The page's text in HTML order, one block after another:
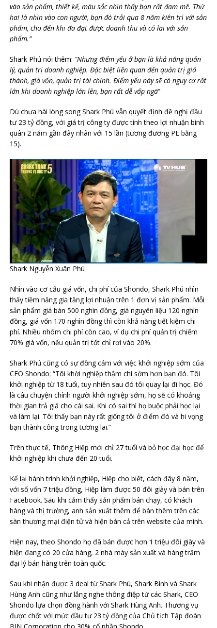
vào sản phẩm, thiết kế, màu sắc nhìn thấy bạn rất đam mê. Thứ
hai là nhìn vào con người, bạn đó trải qua 8 năm kiên trì với sản
phẩm, cho đến khi đã đạt được doanh thu và có lãi với sản
phẩm.”
Shark Phú nói thêm: “Nhưng điểm yếu ở bạn là khả năng quản
lý, quản trị doanh nghiệp. Đặc biệt liên quan đến quản trị giá
thành, giá vốn, quản trị tài chính. Điểm yếu này sẽ có nguy cơ rất
lớn khi doanh nghiệp lớn lên, bạn rất dễ vấp ngã“
Dù chưa hài lòng song Shark Phú vẫn quyết định đề nghị đầu
tư 23 tỷ đồng, với giá trị công ty được tính theo lợi nhuận bình
quân 2 năm gần đây nhân với 15 lần (tương đương PE bằng
15).
Shark Nguyễn Xuân Phú
Nhìn vào cơ cấu giá vốn, chi phí của Shondo, Shark Phú nhìn
thấy tiềm năng gia tăng lợi nhuận trên 1 đơn vị sản phẩm. Mỗi
sản phẩm giá bán 500 nghìn đồng, giá nguyên liệu 120 nghìn
đồng, giá vốn 170 nghìn đồng thì còn khả năng tiết kiệm chi
phí. Nhiều nhóm chi phí còn cao, ví dụ chi phí quản trị chiếm
70% giá vốn, nếu quản trị tốt chỉ rơi vào 20%.
Shark Phú cũng có sự đồng cảm với việc khởi nghiệp sớm của
CEO Shondo: “Tôi khời nghiệp thậm chí sớm hơn bạn đó. Tôi
khởi nghiệp từ 18 tuổi, tuy nhiên sau đó tôi quay lại đi học. Đó
là câu chuyện chính người khởi nghiệp sớm, họ sẽ có khoảng
thời gian trả giá cho cái sai. Khi có sai thì họ buộc phải học lại
và làm lại. Tôi thấy bạn này rất giống tôi ở điểm đó và hi vọng
bạn thành công trong tương lai.”
Trên thực tế, Thông Hiệp mới chỉ 27 tuổi và bỏ học đại học để
khởi nghiệp khi chưa đến 20 tuổi.
Kể lại hành trình khởi nghiệp, Hiệp cho biết, cách đây 8 năm,
với số vốn 7 triệu đồng, Hiệp làm được 50 đôi giày và bán trên
Facebook. Sau khi cảm thấy sản phẩm bán chạy, có khách
hàng và thị trường, anh sản xuất thêm để bán thêm trên các
sàn thương mại điện tử và hiện bán cả trên website của mình.
Hiện nay, theo Shondo họ đã bán được hơn 1 triệu đôi giày và
hiện đang có 20 cửa hàng, 2 nhà máy sản xuất và hàng trăm
đại lý bán hàng trên toàn quốc.
Sau khi nhận được 3 deal từ Shark Phú, Shark Bình và Shark
Hùng Anh cũng như lắng nghe thông điệp từ các Shark, CEO
Shondo lựa chọn đồng hành với Shark Hùng Anh. Thương vụ
được chốt với mức đầu tư 23 tỷ đồng của Chủ tịch Tập đoàn